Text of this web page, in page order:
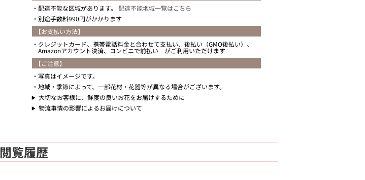
配達不能な区域があります。 配達不能地域一覧はこちら
別途手数料990円がかかります
【お支払い方法】
クレジットカード、携帯電話料金と合わせて支払い、後払い（GMO後払い）、
Amazonアカウント決済、コンビニで前払い がご利用いただけます
【ご注意】
写真はイメージです。
地域・季節によって、一部花材・花器等が異なる場合がございます。
大切なお客様に、鮮度の良いお花をお届けするために
物流事情の影響によるお届けについて
閲覧履歴